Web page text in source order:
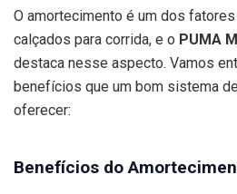
O amortecimento é um dos
calçados para corrida, e o PUMA
destaca nesse aspecto. Vamos
benefícios que um bom sistema
oferecer:
Benefícios do